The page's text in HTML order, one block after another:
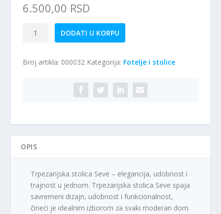
6.500,00 RSD
Trpezarijska
količina
DODATI U KORPU
Broj artikla: 000032 Kategorija: Fotelje i stolice
OPIS
Trpezarijska stolica Seve – elegancija, udobnost i
trajnost u jednom. Trpezarijska stolica Seve spaja
savremeni dizajn, udobnost i funkcionalnost,
čineći je idealnim izborom za svaki moderan dom.